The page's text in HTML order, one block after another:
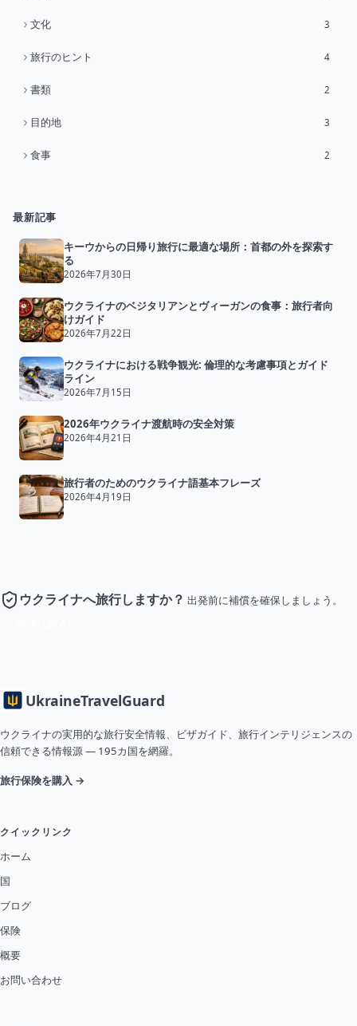
文化 3
旅行のヒント 4
書類 2
目的地 3
食事 2
最新記事
キーウからの日帰り旅行に最適な場所：首都の外を探索す
る
2026年7月30日
ウクライナのベジタリアンとヴィーガンの食事：旅行者向
けガイド
2026年7月22日
ウクライナにおける戦争観光: 倫理的な考慮事項とガイド
ライン
2026年7月15日
2026年ウクライナ渡航時の安全対策
2026年4月21日
旅行者のためのウクライナ語基本フレーズ
2026年4月19日
ウクライナへ旅行しますか？ 出発前に補償を確保しましょう。
UkraineTravelGuard
ウクライナの実用的な旅行安全情報、ビザガイド、旅行インテリジェンスの
信頼できる情報源 — 195カ国を網羅。
旅行保険を購入 →
クイックリンク
ホーム
国
ブログ
保険
概要
お問い合わせ